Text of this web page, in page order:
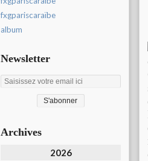
fxgpariscaraïbe
album
Newsletter
Archives
2026